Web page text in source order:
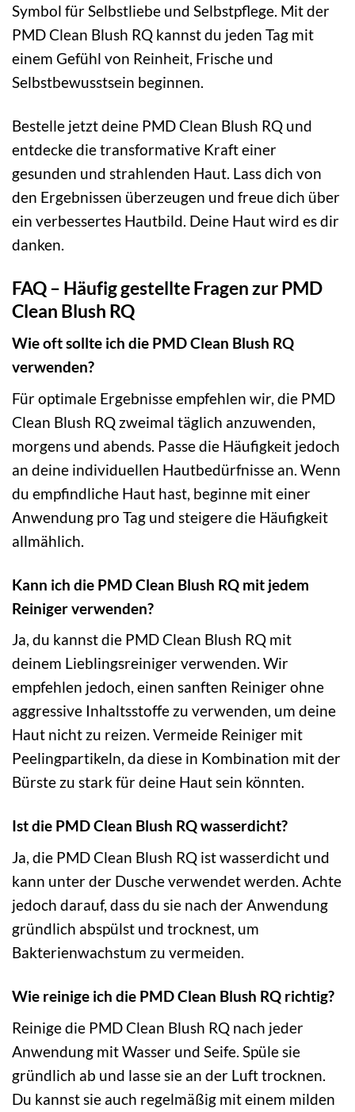
Symbol für Selbstliebe und Selbstpflege. Mit der
PMD Clean Blush RQ kannst du jeden Tag mit
einem Gefühl von Reinheit, Frische und
Selbstbewusstsein beginnen.
Bestelle jetzt deine PMD Clean Blush RQ und
entdecke die transformative Kraft einer
gesunden und strahlenden Haut. Lass dich von
den Ergebnissen überzeugen und freue dich über
ein verbessertes Hautbild. Deine Haut wird es dir
danken.
FAQ – Häufig gestellte Fragen zur PMD
Clean Blush RQ
Wie oft sollte ich die PMD Clean Blush RQ
verwenden?
Für optimale Ergebnisse empfehlen wir, die PMD
Clean Blush RQ zweimal täglich anzuwenden,
morgens und abends. Passe die Häufigkeit jedoch
an deine individuellen Hautbedürfnisse an. Wenn
du empfindliche Haut hast, beginne mit einer
Anwendung pro Tag und steigere die Häufigkeit
allmählich.
Kann ich die PMD Clean Blush RQ mit jedem
Reiniger verwenden?
Ja, du kannst die PMD Clean Blush RQ mit
deinem Lieblingsreiniger verwenden. Wir
empfehlen jedoch, einen sanften Reiniger ohne
aggressive Inhaltsstoffe zu verwenden, um deine
Haut nicht zu reizen. Vermeide Reiniger mit
Peelingpartikeln, da diese in Kombination mit der
Bürste zu stark für deine Haut sein könnten.
Ist die PMD Clean Blush RQ wasserdicht?
Ja, die PMD Clean Blush RQ ist wasserdicht und
kann unter der Dusche verwendet werden. Achte
jedoch darauf, dass du sie nach der Anwendung
gründlich abspülst und trocknest, um
Bakterienwachstum zu vermeiden.
Wie reinige ich die PMD Clean Blush RQ richtig?
Reinige die PMD Clean Blush RQ nach jeder
Anwendung mit Wasser und Seife. Spüle sie
gründlich ab und lasse sie an der Luft trocknen.
Du kannst sie auch regelmäßig mit einem milden